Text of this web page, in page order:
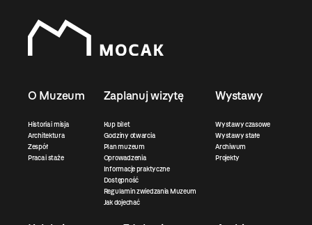
O Muzeum
Historia i misja
Architektura
Zespół
Praca i staże
Zaplanuj wizytę
Kup bilet
Godziny otwarcia
Plan muzeum
Oprowadzenia
Informacje praktyczne
Dostępność
Regulamin zwiedzania Muzeum
Jak dojechać
Wystawy
Wystawy czasowe
Wystawy stałe
Archiwum
Projekty